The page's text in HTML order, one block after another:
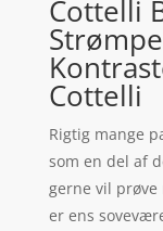
Cottelli
Cottelli
Rigtig mange
som en del af
gerne vil
er ens